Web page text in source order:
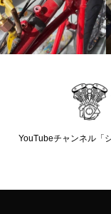
YouTubeチャンネル「